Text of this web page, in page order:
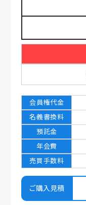
会員権代金
名義書換料
預託金
年会費
売買手数料
ご購入見積